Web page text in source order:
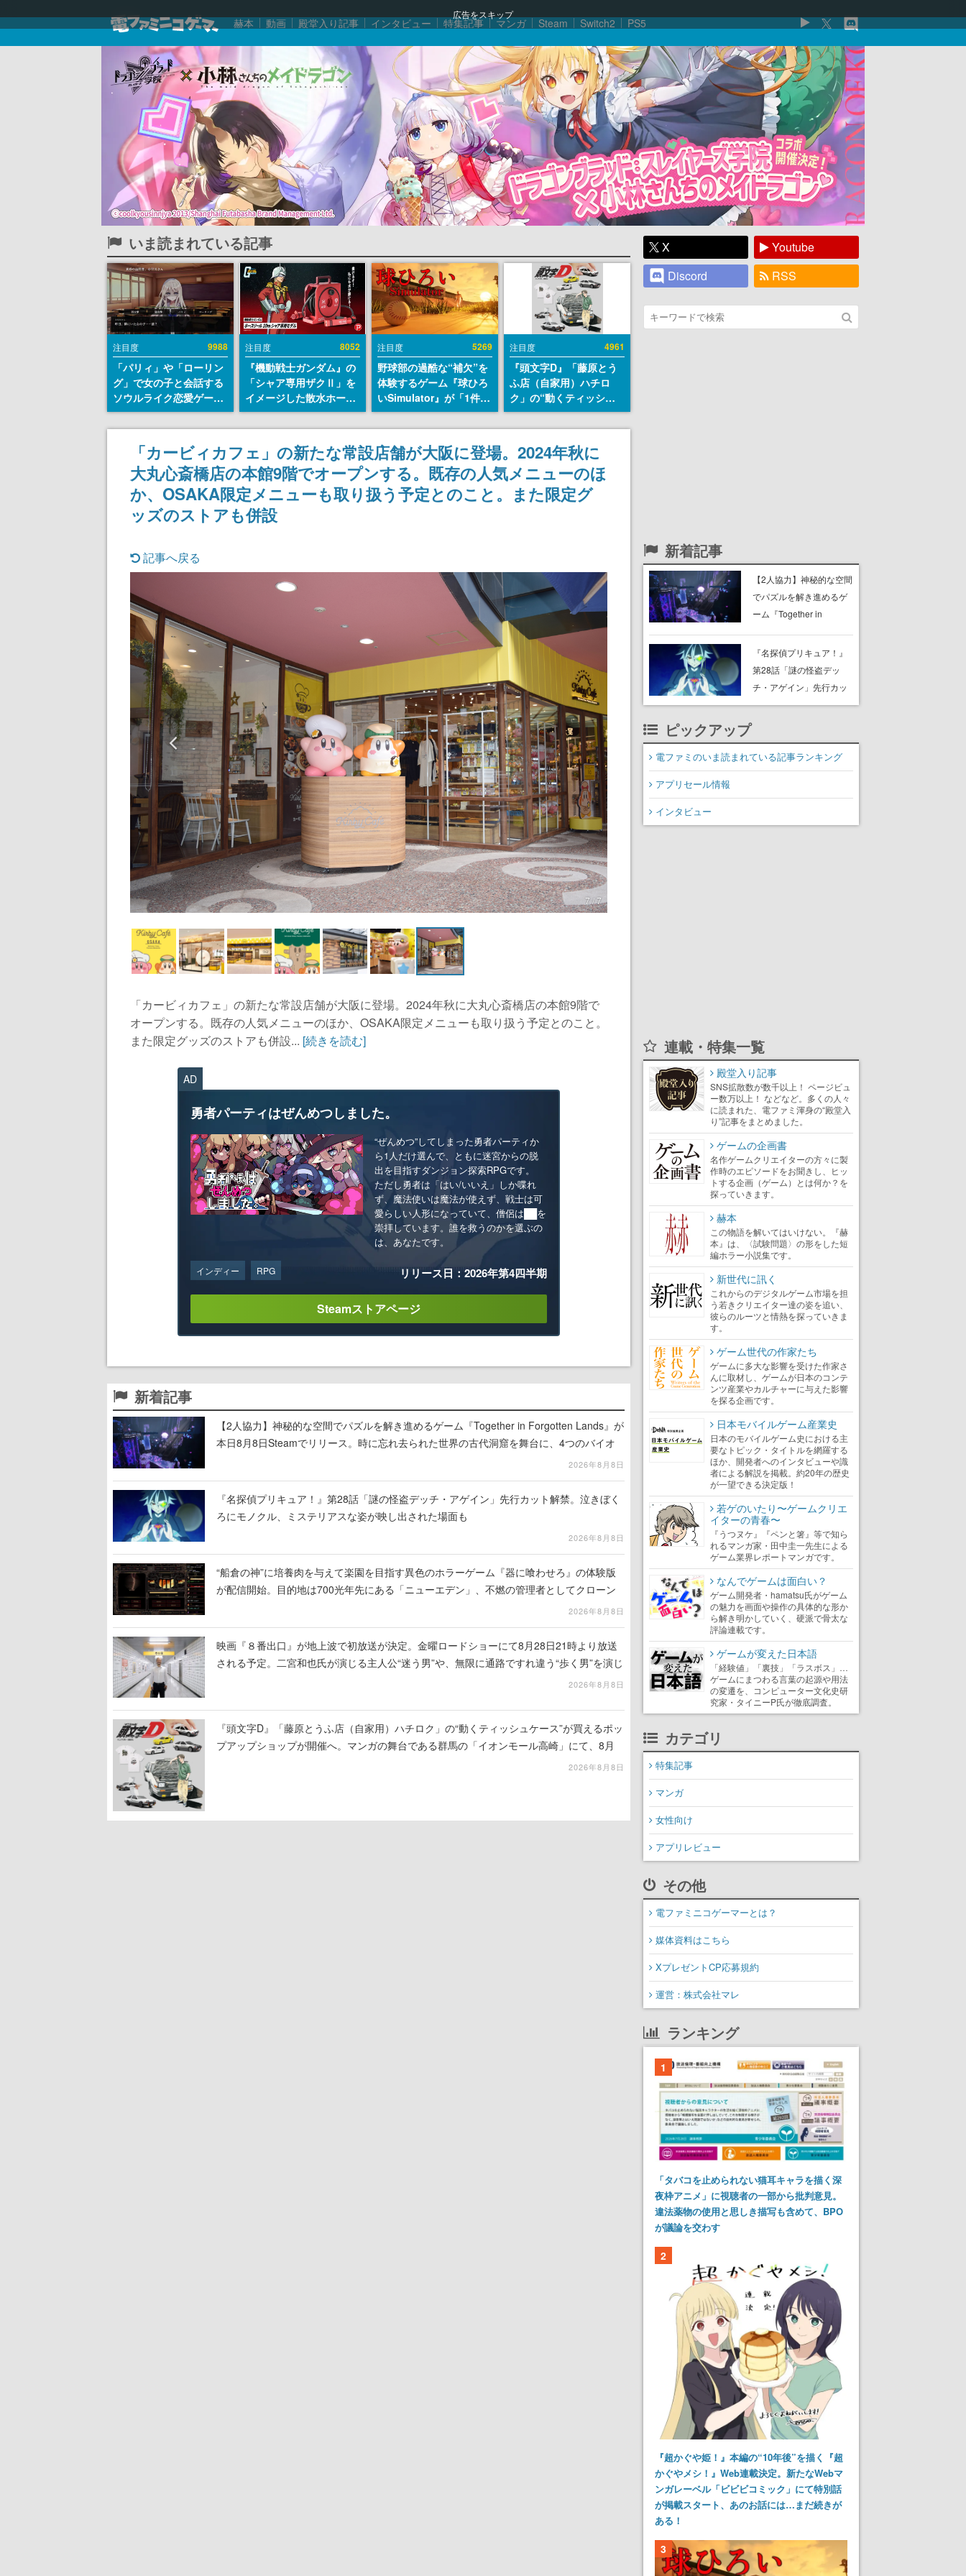
広告をスキップ
赫本 動画 殿堂入り記事 インタビュー 特集記事 マンガ Steam Switch2 PS5
いま読まれている記事
注目度 9988
「パリィ」や「ローリン
グ」で女の子と会話する
ソウルライク恋愛ゲーム
『小早川さんはソウルラ
イク』無料公開。返事に
失敗すると「YOU
DIED」
注目度 8052
『機動戦士ガンダム』の
「シャア専用ザクⅡ」を
イメージした散水ホース
リールが予約開始。本体
にはシャアのパーソナル
マークやジオン公国軍の
エンブレム、型式番号な
どを配置
注目度 5269
野球部の過酷な“補欠”を
体験するゲーム『球ひろ
いSimulator』が「1件」
のウィッシュリストをも
とにチェコ語に対応し
SNSで話題に。『キング
ダム・カム』開発元やチ
ェコのプロ野球選手から
称賛の声
注目度 4961
『頭文字D』「藤原とう
ふ店（自家用）ハチロ
ク」の“動くティッシュ
ケース”が買えるポップ
アップショップが開催
へ。マンガの舞台である
群馬の「イオンモール高
崎」にて、8月11日から8
月20日までの期間限定で
開催予定
「カービィカフェ」の新たな常設店舗が大阪に登場。2024年秋に
大丸心斎橋店の本館9階でオープンする。既存の人気メニューのほ
か、OSAKA限定メニューも取り扱う予定とのこと。また限定グ
ッズのストアも併設
記事へ戻る
7 / 7
「カービィカフェ」の新たな常設店舗が大阪に登場。2024年秋に大丸心斎橋店の本館9階で
オープンする。既存の人気メニューのほか、OSAKA限定メニューも取り扱う予定とのこと。
また限定グッズのストアも併設... [続きを読む]
AD
勇者パーティはぜんめつしました。
“ぜんめつ”してしまった勇者パーティか
ら1人だけ選んで、ともに迷宮からの脱
出を目指すダンジョン探索RPGです。
ただし勇者は「はい/いいえ」しか喋れ
ず、魔法使いは魔法が使えず、戦士は可
愛らしい人形になっていて、僧侶は██を
崇拝しています。誰を救うのかを選ぶの
は、あなたです。
インディー RPG リリース日：2026年第4四半期
Steamストアページ
新着記事
【2人協力】神秘的な空間でパズルを解き進めるゲーム『Together in Forgotten Lands』が
本日8月8日Steamでリリース。時に忘れ去られた世界の古代洞窟を舞台に、4つのバイオ
2026年8月8日
『名探偵プリキュア！』第28話「謎の怪盗デッチ・アゲイン」先行カット解禁。泣きぼく
ろにモノクル、ミステリアスな姿が映し出された場面も
2026年8月8日
“船倉の神”に培養肉を与えて楽園を目指す異色のホラーゲーム『器に喰わせろ』の体験版
が配信開始。目的地は700光年先にある「ニューエデン」、不燃の管理者としてクローン
2026年8月8日
映画『８番出口』が地上波で初放送が決定。金曜ロードショーにて8月28日21時より放送
される予定。二宮和也氏が演じる主人公“迷う男”や、無限に通路ですれ違う“歩く男”を演じ
2026年8月8日
『頭文字D』「藤原とうふ店（自家用）ハチロク」の“動くティッシュケース”が買えるポッ
プアップショップが開催へ。マンガの舞台である群馬の「イオンモール高崎」にて、8月
2026年8月8日
X
Youtube
Discord
RSS
新着記事
【2人協力】神秘的な空間
でパズルを解き進めるゲ
ーム『Together in
8月8日Steamでリリー
ス。時に忘れ去られた世
界の古代洞窟を舞台に、4
『名探偵プリキュア！』
第28話「謎の怪盗デッ
チ・アゲイン」先行カッ
ト解禁。泣きぼくろにモ
ピックアップ
電ファミのいま読まれている記事ランキング
アプリセール情報
インタビュー
連載・特集一覧
殿堂入り記事
SNS拡散数が数千以上！ ページビュ
ー数万以上！ などなど。多くの人々
に読まれた、電ファミ渾身の“殿堂入
り”記事をまとめました。
ゲームの企画書
名作ゲームクリエイターの方々に製
作時のエピソードをお聞きし、ヒッ
トする企画（ゲーム）とは何か？を
探っていきます。
赫本
この物語を解いてはいけない。『赫
本』は、〈試験問題〉の形をした短
編ホラー小説集です。
新世代に訊く
これからのデジタルゲーム市場を担
う若きクリエイター達の姿を追い、
彼らのルーツと情熱を探っていきま
す。
ゲーム世代の作家たち
ゲームに多大な影響を受けた作家さ
んに取材し、ゲームが日本のコンテ
ンツ産業やカルチャーに与えた影響
を探る企画です。
日本モバイルゲーム産業史
日本のモバイルゲーム史における主
要なトピック・タイトルを網羅する
ほか、開発者へのインタビューや識
者による解説を掲載。約20年の歴史
が一望できる決定版！
若ゲのいたり〜ゲームクリエ
イターの青春〜
『うつヌケ』『ペンと箸』等で知ら
れるマンガ家・田中圭一先生による
ゲーム業界レポートマンガです。
なんでゲームは面白い？
ゲーム開発者・hamatsu氏がゲーム
の魅力を画面や操作の具体的な形か
ら解き明かしていく、硬派で骨太な
評論連載です。
ゲームが変えた日本語
「経験値」「裏技」「ラスボス」…
ゲームにまつわる言葉の起源や用法
の変遷を、コンピューター文化史研
究家・タイニーP氏が徹底調査。
カテゴリ
特集記事
マンガ
女性向け
アプリレビュー
その他
電ファミニコゲーマーとは？
媒体資料はこちら
XプレゼントCP応募規約
運営：株式会社マレ
ランキング
1
「タバコを止められない猫耳キャラを描く深
夜枠アニメ」に視聴者の一部から批判意見。
違法薬物の使用と思しき描写も含めて、BPO
が議論を交わす
2
『超かぐや姫！』本編の“10年後”を描く『超
かぐやメシ！』Web連載決定。新たなWebマ
ンガレーベル「ビビビコミック」にて特別話
が掲載スタート、あのお話には…まだ続きが
ある！
3